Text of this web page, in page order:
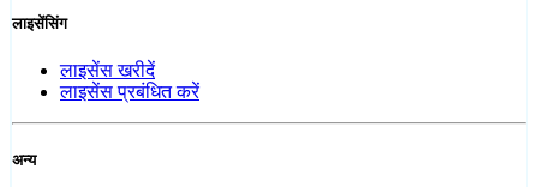
लाइसेंसिंग
लाइसेंस खरीदें
लाइसेंस प्रबंधित करें
अन्य